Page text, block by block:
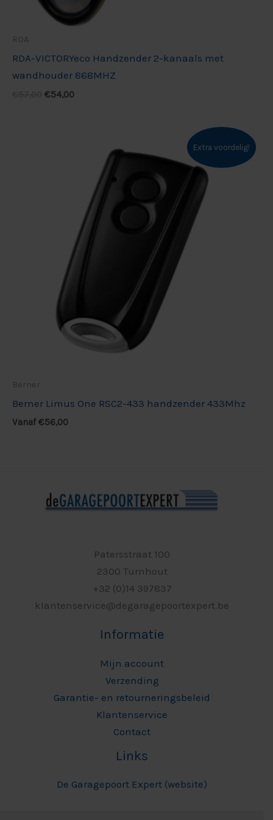
RDA
RDA-VICTORYeco Handzender 2-kanaals met
wandhouder 868MHZ
€54,00
Extra voordelig!
Berner
Berner Limus One RSC2-433 handzender 433Mhz
Vanaf €56,00
Patersstraat 100
2300 Turnhout
+32 (0)14 397837
klantenservice@degaragepoortexpert.be
Informatie
Mijn account
Verzending
Garantie- en retourneringsbeleid
Klantenservice
Contact
Links
De Garagepoort Expert (website)